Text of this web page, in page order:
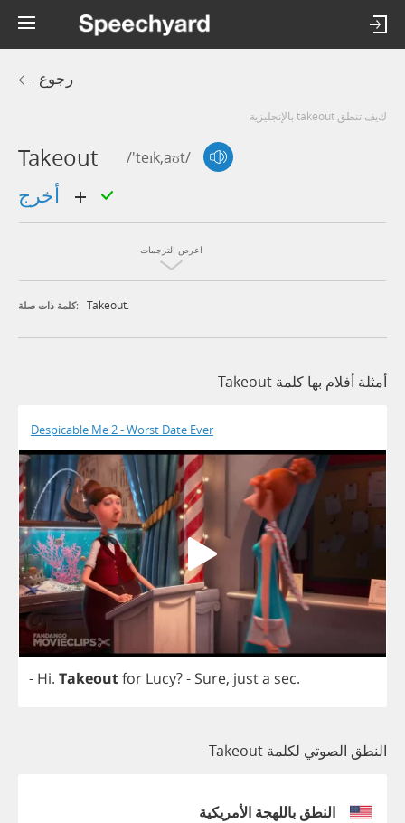
رجوع
كيف تنطق takeout بالإنجليزية
Takeout /'teɪk,aʊt/
اعرض الترجمات
كلمة ذات صلة: Takeout.
أمثلة أفلام بها كلمة Takeout
Despicable Me 2 - Worst Date Ever
- Hi. Takeoutfor Lucy?- Sure, justa sec.
النطق الصوتي لكلمة Takeout
النطق باللهجة الأمريكية